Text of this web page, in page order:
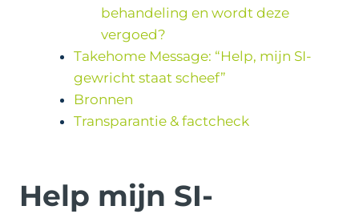
behandeling en wordt deze
vergoed?
Takehome Message: “Help, mijn SI-
gewricht staat scheef”
Bronnen
Transparantie & factcheck
Help mijn SI-